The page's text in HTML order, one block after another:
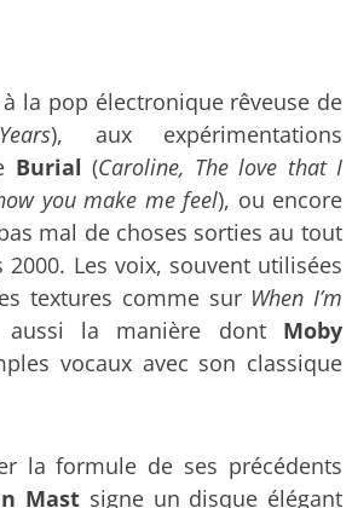
la pop électronique rêveuse de
), aux expérimentations
Burial (Caroline, The love that I
you make me feel), ou encore
mal de choses sorties au tout
2000. Les voix, souvent utilisées
textures comme sur When I’m
aussi la manière dont Moby
vocaux avec son classique
la formule de ses précédents
Mast signe un disque élégant